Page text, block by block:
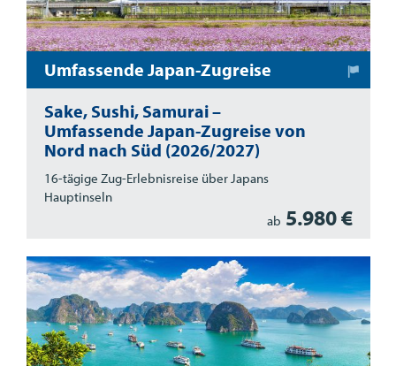
Umfassende Japan-Zugreise
Sake, Sushi, Samurai –
Umfassende Japan-Zugreise von
Nord nach Süd (2026/2027)
16-tägige Zug-Erlebnisreise über Japans
Hauptinseln
ab 5.980 €